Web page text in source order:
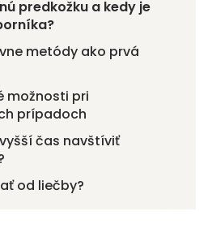
predkožku a kedy je
metódy ako prvá
možnosti pri
prípadoch
čas navštíviť
od liečby?